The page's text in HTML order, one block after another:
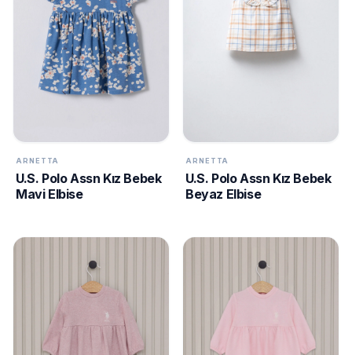
ARNETTA
U.S. Polo Assn Kız Bebek
Mavi Elbise
ARNETTA
U.S. Polo Assn Kız Bebek
Beyaz Elbise